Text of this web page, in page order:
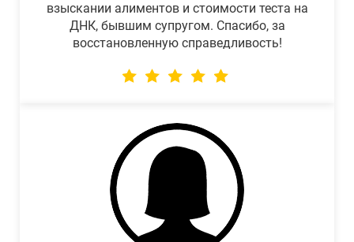
взыскании алиментов и стоимости теста на
ДНК, бывшим супругом. Спасибо, за
восстановленную справедливость!